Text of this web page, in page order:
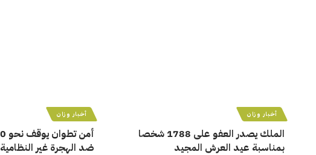
أخبار وزان
الملك يصدر العفو على 1788 شخصا
بمناسبة عيد العرش المجيد
أخبار وزان
ضد الهجرة غير النظامية